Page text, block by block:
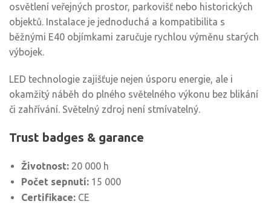
osvětlení veřejných prostor, parkovišť nebo historických
objektů. Instalace je jednoduchá a kompatibilita s
běžnými E40 objímkami zaručuje rychlou výměnu starých
výbojek.
LED technologie zajišťuje nejen úsporu energie, ale i
okamžitý náběh do plného světelného výkonu bez blikání
či zahřívání. Světelný zdroj není stmívatelný.
Trust badges & garance
Životnost: 20 000 h
Počet sepnutí: 15 000
Certifikace: CE